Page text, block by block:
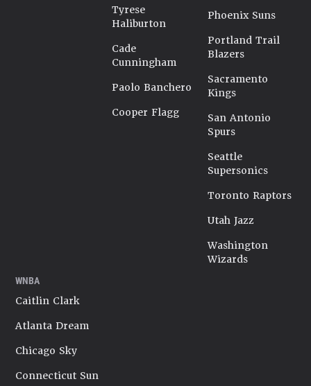
Tyrese
Haliburton
Cade
Cunningham
Paolo Banchero
Cooper Flagg
Phoenix Suns
Portland Trail
Blazers
Sacramento
Kings
San Antonio
Spurs
Seattle
Supersonics
Toronto Raptors
Utah Jazz
Washington
Wizards
WNBA
Caitlin Clark
Atlanta Dream
Chicago Sky
Connecticut Sun